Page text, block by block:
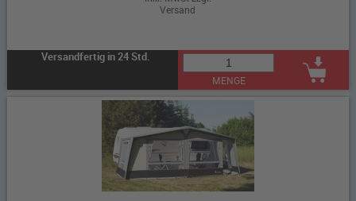
Versand
Versandfertig in 24 Std.
MENGE